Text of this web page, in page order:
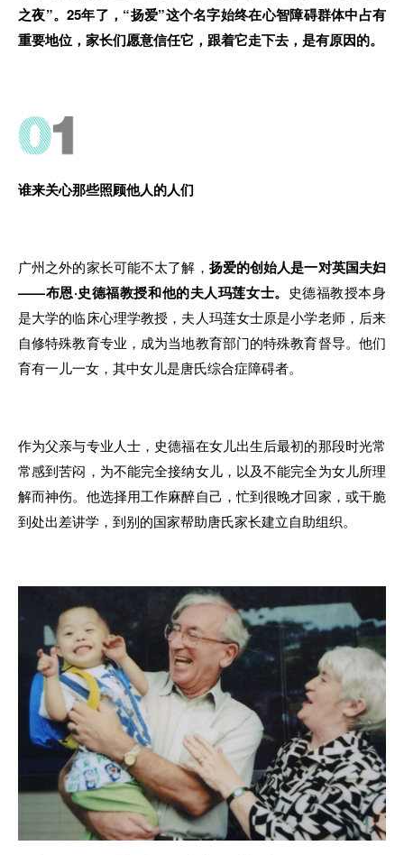
之夜”。25年了，“扬爱”这个名字始终在心智障碍群体中占有
重要地位，家长们愿意信任它，跟着它走下去 ， 是有原因的。
谁来关心那些照顾他人的人们
广州之外的家长可能不太了解 ， 扬爱的创始人是一对英国夫妇
——布恩·史德福教授和他的夫人玛莲女士。 史德福教授本身
是大学的临床心理学教授 ， 夫人玛莲女士原是小学老师，后来
自修特殊教育专业 ， 成为当地教育部门的特殊教育督导。他们
育有一儿一女 ，其中女儿是唐氏综合症障碍者。
作为父亲与专业人士，史德福在女儿出生后最初的那段时光常
常感到苦闷 ，为不能完全接纳女儿， 以及不能完全为女儿所理
解而神伤。 他选择用工作麻醉自己，忙到很晚才回家，或干脆
到处出差讲学，到别的国家帮助唐氏家长建立自助组织。